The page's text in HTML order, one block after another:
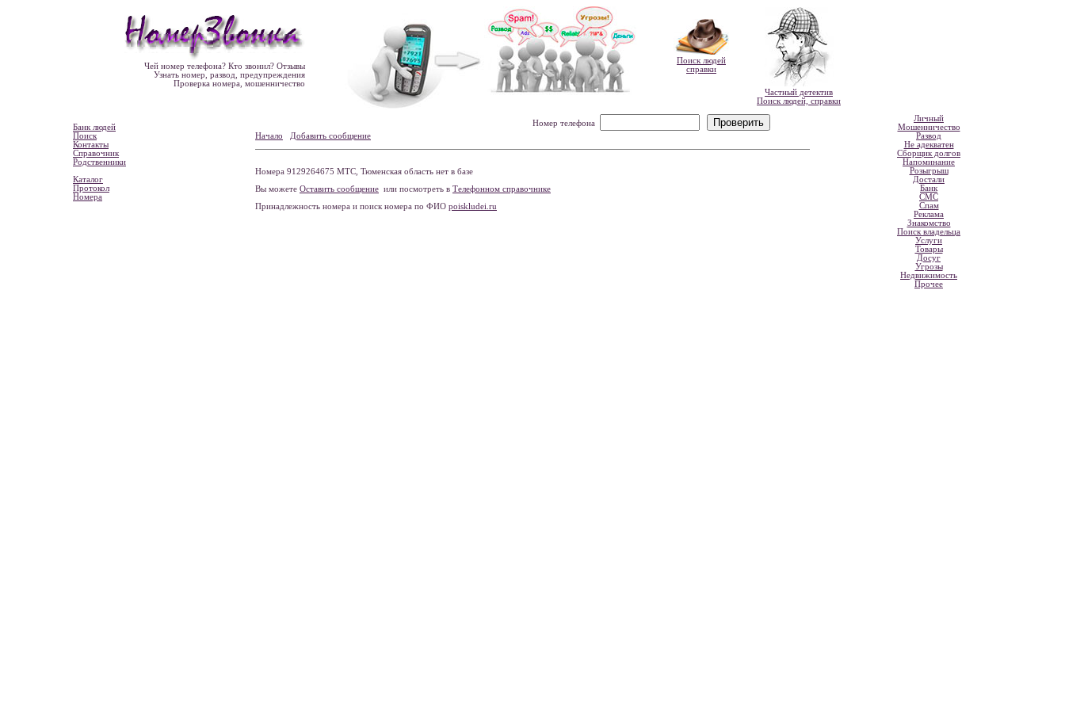
Чей номер телефона? Кто звонил? Отзывы
Узнать номер, развод, предупреждения
Проверка номера, мошенничество
Поиск людей
справки
Частный детектив
Поиск людей, справки
Банк людей
Поиск
Контакты
Справочник
Родственники
Каталог
Протокол
Номера
Номер телефона
Начало
Добавить сообщение
Номера 9129264675 МТС, Тюменская область нет в базе
Вы можете Оставить сообщение или посмотреть в Телефонном справочнике
Принадлежность номера и поиск номера по ФИО poiskludei.ru
Личный
Мошенничество
Развод
Не адекватен
Сборщик долгов
Напоминание
Розыгрыш
Достали
Банк
СМС
Спам
Реклама
Знакомство
Поиск владельца
Услуги
Товары
Досуг
Угрозы
Недвижимость
Прочее